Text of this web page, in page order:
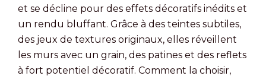
et se décline pour des effets décoratifs inédits et
un rendu bluffant. Grâce à des teintes subtiles,
des jeux de textures originaux, elles réveillent
les murs avec un grain, des patines et des reflets
à fort potentiel décoratif. Comment la choisir,